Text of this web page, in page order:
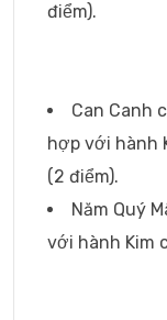
điểm).
Can Canh
hợp với hành
(2 điểm).
Năm Quý
với hành Kim